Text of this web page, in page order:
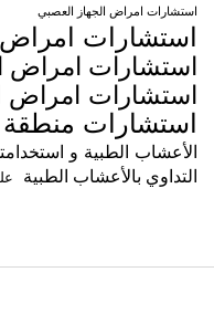
استشارات امراض الجهاز العصبي
استشارات
استشارات امراض
استشارات امراض
استشارات
الأعشاب الطبية و
التداوي بالأعشاب الطبية